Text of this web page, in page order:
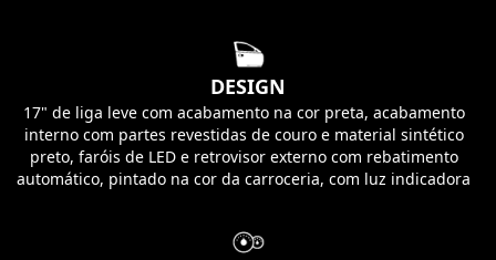
DESIGN
17" de liga leve com acabamento na cor preta, acabamento
interno com partes revestidas de couro e material sintético
preto, faróis de LED e retrovisor externo com rebatimento
automático, pintado na cor da carroceria, com luz indicadora